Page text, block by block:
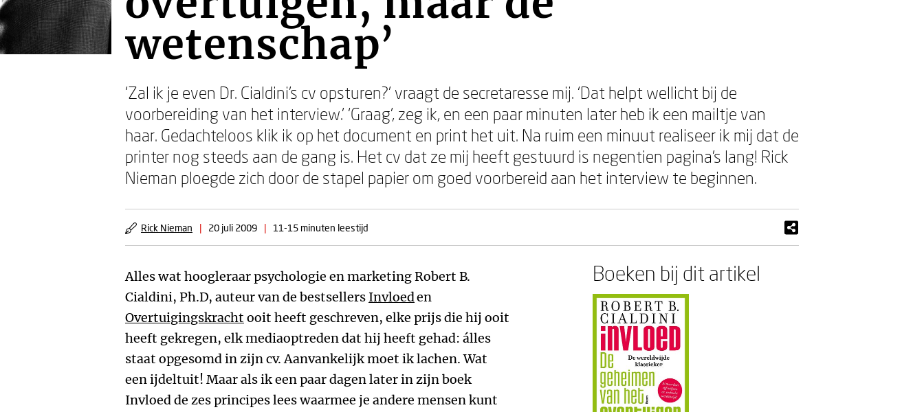
wetenschap’
‘Zal ik je even Dr. Cialdini’s cv opsturen?’ vraagt de secretaresse mij. ‘Dat helpt wellicht bij de
voorbereiding van het interview.’ ‘Graag’, zeg ik, en een paar minuten later heb ik een mailtje van
haar. Gedachteloos klik ik op het document en print het uit. Na ruim een minuut realiseer ik mij dat de
printer nog steeds aan de gang is. Het cv dat ze mij heeft gestuurd is negentien pagina’s lang! Rick
Nieman ploegde zich door de stapel papier om goed voorbereid aan het interview te beginnen.
Rick Nieman | 20 juli 2009 | 11-15 minuten leestijd
Alles wat hoogleraar psychologie en marketing Robert B.
Cialdini, Ph.D, auteur van de bestsellers Invloeden
Overtuigingskracht ooit heeft geschreven, elke prijs die hij ooit
heeft gekregen, elk mediaoptreden dat hij heeft gehad: álles
staat opgesomd in zijn cv. Aanvankelijk moet ik lachen. Wat
een ijdeltuit! Maar als ik een paar dagen later in zijn boek
Invloed de zes principes lees waarmee je andere mensen kunt
Boeken bij dit artikel